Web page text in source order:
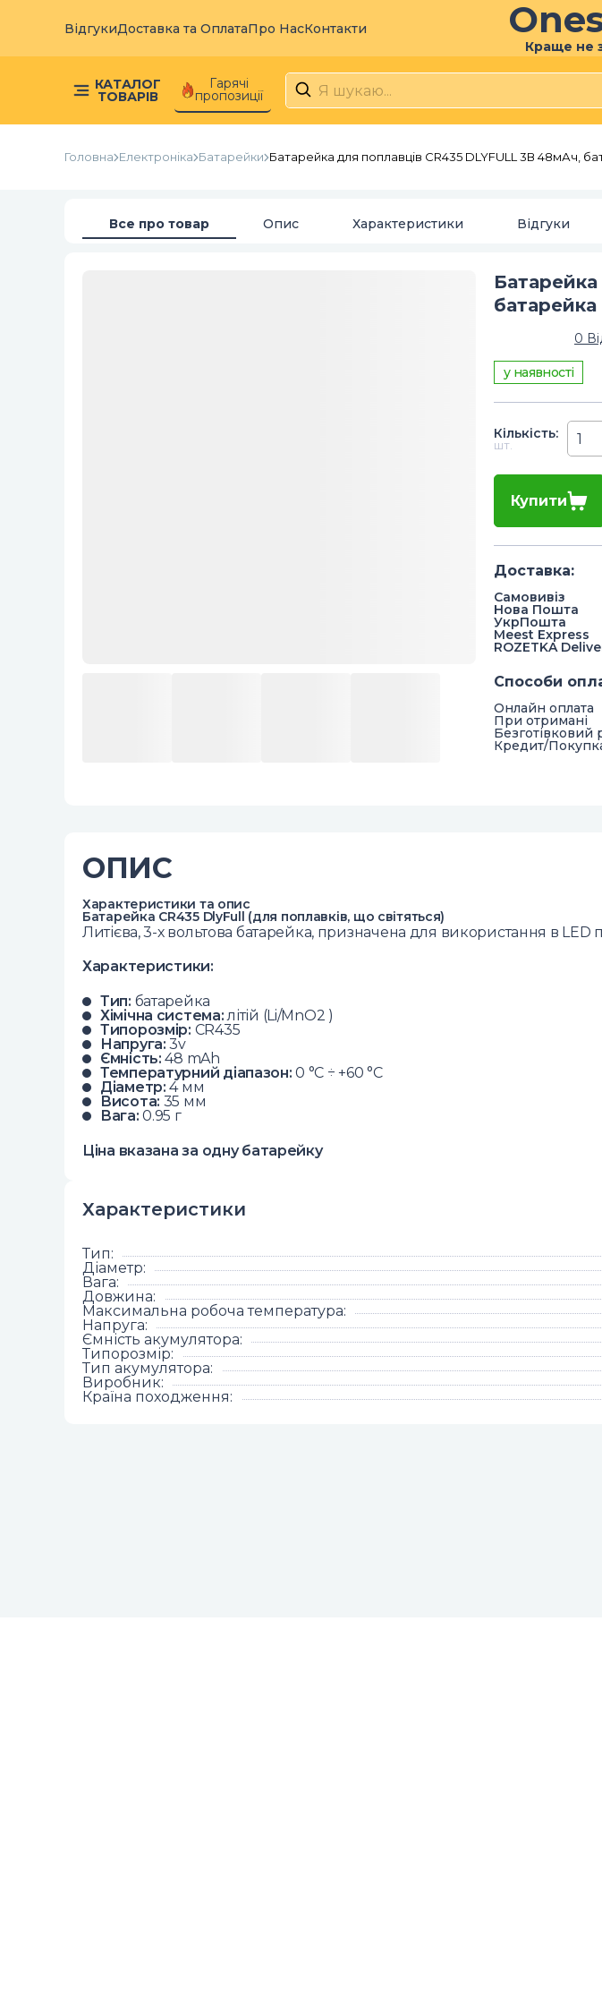
ВідгукиДоставка та ОплатаПро НасКонтакти
Краще не
КАТАЛОГ
ТОВАРІВ
Гарячі
пропозиції
Головна Електроніка Батарейки Батарейка для поплавців CR435 DLYFULL 3В 48мАч,
Все про товар Опис Характеристики Відгуки
0
у наявності
Кiлькiсть:
шт.
Купити
Доставка:
Самовивіз
Нова Пошта
УкрПошта
Meest Express
ROZETKA
Способи
Онлайн оплата
При отримані
Безготівковий
Кредит/
ОПИС
Характеристики та опис
Батарейка CR435 DlyFull (для поплавків, що світяться)
Литієва, 3-х вольтова батарейка, призначена для використання в LED
Характеристики:
Тип: батарейка
Хімічна система:літій (Li/MnO2 )
Типорозмір: CR435
Напруга:3v
Ємність: 48 mAh
Температурний діапазон: 0 °C ÷ +60 °C
Діаметр:4 мм
Висота: 35 мм
Вага: 0.95 г
Ціна вказана за одну батарейку
Характеристики
Тип:
Діаметр:
Вага:
Довжина:
Максимальна робоча температура:
Напруга:
Ємність акумулятора:
Типорозмір:
Тип акумулятора:
Виробник:
Країна походження: